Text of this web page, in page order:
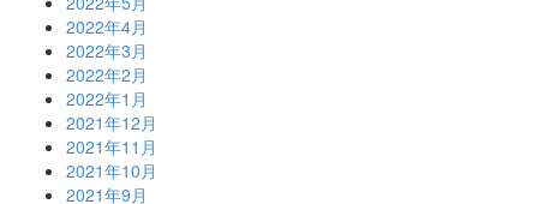
2022年4月
2022年3月
2022年2月
2022年1月
2021年12月
2021年11月
2021年10月
2021年9月